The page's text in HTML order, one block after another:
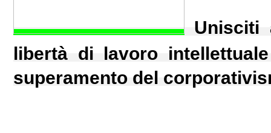
Unisciti
libertà di lavoro
superamento del